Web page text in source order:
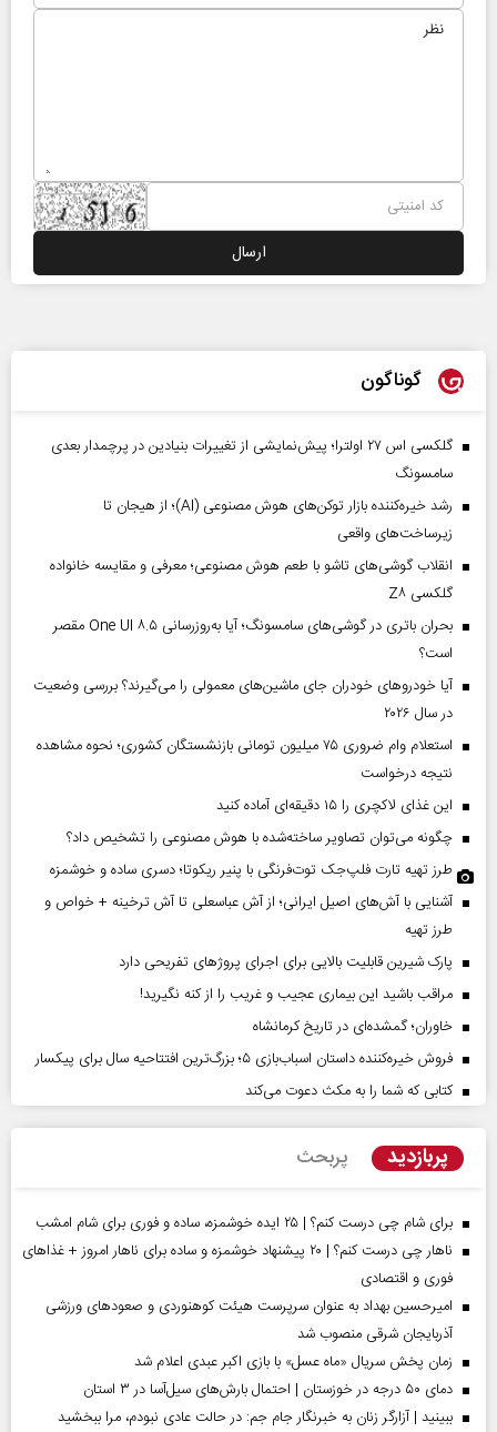
گوناگون
گلکسی اس ۲۷ اولترا؛ پیش‌نمایشی از تغییرات بنیادین در پرچمدار بعدی
سامسونگ
رشد خیره‌کننده بازار توکن‌های هوش مصنوعی (AI)؛ از هیجان تا
زیرساخت‌های واقعی
انقلاب گوشی‌های تاشو‌ با طعم هوش مصنوعی؛ معرفی و مقایسه خانواده
گلکسی Z۸
بحران باتری در گوشی‌های سامسونگ؛ آیا به‌روزرسانی One UI ۸.۵ مقصر
است؟
آیا خودروهای خودران جای ماشین‌های معمولی را می‌گیرند؟ بررسی وضعیت
در سال ۲۰۲۶
استعلام وام ضروری ۷۵ میلیون تومانی بازنشستگان کشوری؛ نحوه مشاهده
نتیجه درخواست
این غذای لاکچری را ۱۵ دقیقه‌ای آماده کنید
چگونه می‌توان تصاویر ساخته‌شده با هوش مصنوعی را تشخیص داد؟
طرز تهیه تارت فلپ‌جک توت‌فرنگی با پنیر ریکوتا؛ دسری ساده و خوشمزه
آشنایی با آش‌های اصیل ایرانی؛ از آش عباسعلی تا آش ترخینه + خواص و
طرز تهیه
پارک شیرین قابلیت‌ بالایی برای اجرای پروژهای تفریحی دارد
مراقب باشید این بیماری عجیب و غریب را از کنه نگیرید!
خاوران؛ گمشده‌ای در تاریخ کرمانشاه
فروش خیره‌کننده داستان اسباب‌بازی ۵؛ بزرگ‌ترین افتتاحیه سال برای پیکسار
کتابی که شما را به مکث دعوت می‌کند
پربازدید پربحث
برای شام چی درست کنم؟ | ۲۵ ایده خوشمزه، ساده و فوری برای شام امشب
ناهار چی درست کنم؟ | ۲۰ پیشنهاد خوشمزه و ساده برای ناهار امروز + غذاهای
فوری و اقتصادی
امیرحسین بهداد به عنوان سرپرست هیئت کوهنوردی و صعودهای ورزشی
آذربایجان شرقی منصوب شد
زمان پخش سریال «ماه عسل» با بازی اکبر عبدی اعلام شد
دمای ۵۰ درجه در خوزستان | احتمال بارش‌های سیل‌آسا در ۳ استان
ببینید | آزارگر زنان به خبرنگار جام جم: در حالت عادی نبودم، مرا ببخشید